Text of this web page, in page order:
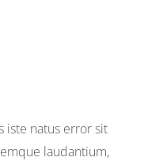
iste natus error sit
laudantium,